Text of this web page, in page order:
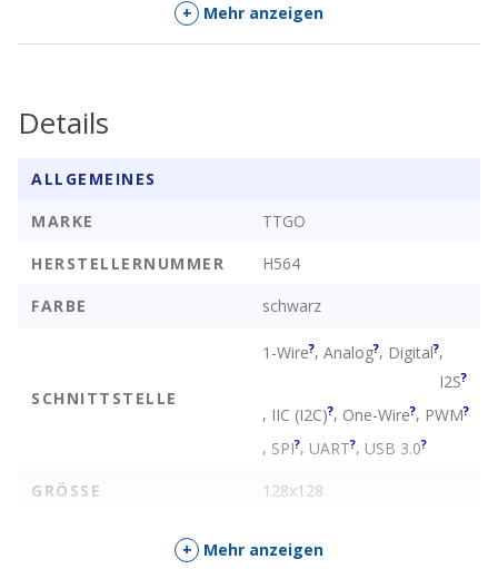
+ Mehr anzeigen
Details
ALLGEMEINES
MARKE
TTGO
HERSTELLERNUMMER
H564
FARBE
schwarz
SCHNITTSTELLE
1-Wire?, Analog?, Digital?,
I2S?
, IIC (I2C)?, One-Wire?, PWM?
, SPI?, UART?, USB 3.0?
GRÖSSE
128x128
+ Mehr anzeigen